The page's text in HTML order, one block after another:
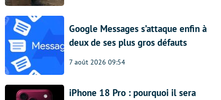
Google Messages s’attaque enfin à
deux de ses plus gros défauts
7 août 2026 09:54
iPhone 18 Pro : pourquoi il sera